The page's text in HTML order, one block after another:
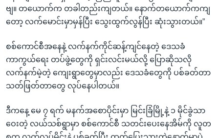
ဗျ။ တယောက်က တခါတည်းကျတယ်။ နောက်တယောက်ကကျ
တော့ လက်မောင်းမှာမှန်ပြီး သွေးထွက်လွန်ပြီး ဆုံးသွားတယ်။”
စစ်ကောင်စီအနေနဲ့ လက်နက်ကိုင်ဆန့်ကျင်နေတဲ့ ဒေသခံ
ကာကွယ်ရေး တပ်ဖွဲ့တွေကို ရှင်းလင်းမယ်လို့ ပြောဆိုသလို
လက်နက်မဲ့တဲ့ ကျေးရွာတွေမှာလည်း ဒေသခံတွေကို ပစ်ခတ်တာ
သတ်ဖြတ်တာတွေ လုပ်နေပါတယ်။
ဒီကနေ့ မေ ၇ ရက် မနက်အစောပိုင်းမှာ မြင်းခြံမြို့နဲ့ ၁ မိုင်ခွဲသာ
ဝေးတဲ့ လယ်သစ်ရွာမှာ စစ်ကောင်စီ သတင်းပေးနေအိမ်ကို လူတ